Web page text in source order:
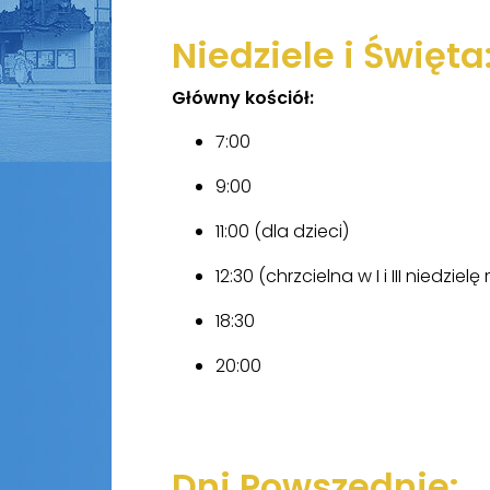
Niedziele i
Główny kościół:
7:00
9:00
11:00 (dla dzieci)
12:30 (chrzcielna w I i III
18:30
20:00